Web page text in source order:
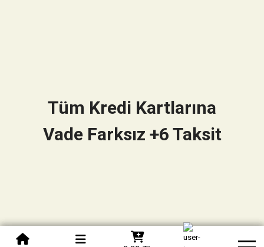
0850 305 09 70
Tüm Kredi Kartlarına
Vade Farksız +6 Taksit